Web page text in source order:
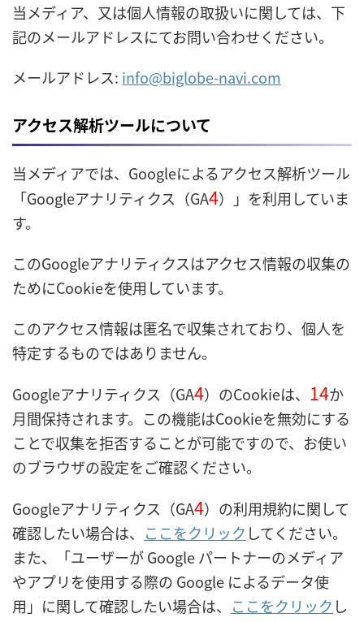
当メディア、又は個人情報の取扱いに関しては、下
記のメールアドレスにてお問い合わせください。
メールアドレス: info@biglobe-navi.com
アクセス解析ツールについて
当メディアでは、Googleによるアクセス解析ツール
「Googleアナリティクス（GA4）」を利用していま
す。
このGoogleアナリティクスはアクセス情報の収集の
ためにCookieを使用しています。
このアクセス情報は匿名で収集されており、個人を
特定するものではありません。
Googleアナリティクス（GA4）のCookieは、 14か
月間保持されます。この機能はCookieを無効にする
ことで収集を拒否することが可能ですので、お使い
のブラウザの設定をご確認ください。
Googleアナリティクス（GA4）の利用規約に関して
確認したい場合は、
ここをクリック してください。
また、「ユーザーが Google パートナーのメディア
やアプリを使用する際の Google によるデータ使
用」に関して確認したい場合は、
ここをクリック し